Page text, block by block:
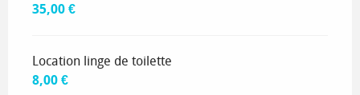
35,00 €
Location linge de toilette
8,00 €